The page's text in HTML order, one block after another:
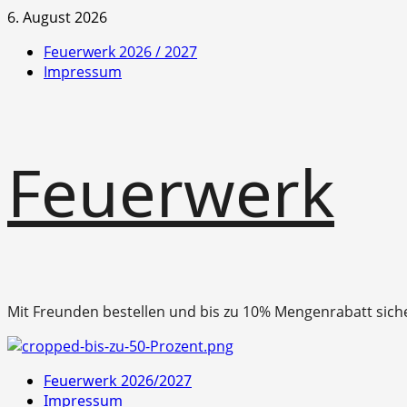
Zum
springen
6. August 2026
Feuerwerk 2026 / 2027
Impressum
Feuerwerk
Mit Freunden bestellen und bis zu 10% Mengenrabatt
Primäres
Menü
Feuerwerk 2026/2027
Impressum